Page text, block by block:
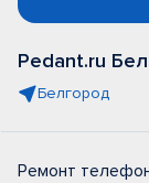
Pedant.ru
Белгород
Ремонт